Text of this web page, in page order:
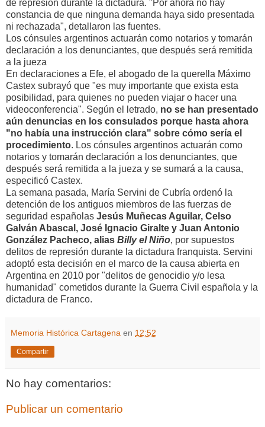
de represión durante la dictadura. "Por ahora no hay
constancia de que ninguna demanda haya sido presentada
ni rechazada", detallaron las fuentes.
Los cónsules argentinos actuarán como notarios y tomarán
declaración a los denunciantes, que después será remitida
a la jueza
En declaraciones a Efe, el abogado de la querella Máximo
Castex subrayó que "es muy importante que exista esta
posibilidad, para quienes no pueden viajar o hacer una
videoconferencia". Según el letrado, no se han presentado
aún denuncias en los consulados porque hasta ahora
"no había una instrucción clara" sobre cómo sería el
procedimiento. Los cónsules argentinos actuarán como
notarios y tomarán declaración a los denunciantes, que
después será remitida a la jueza y se sumará a la causa,
especificó Castex.
La semana pasada, María Servini de Cubría ordenó la
detención de los antiguos miembros de las fuerzas de
seguridad españolas Jesús Muñecas Aguilar, Celso
Galván Abascal, José Ignacio Giralte y Juan Antonio
González Pacheco, alias Billy el Niño, por supuestos
delitos de represión durante la dictadura franquista. Servini
adoptó esta decisión en el marco de la causa abierta en
Argentina en 2010 por "delitos de genocidio y/o lesa
humanidad" cometidos durante la Guerra Civil española y la
dictadura de Franco.
Memoria Histórica Cartagena en 12:52
Compartir
No hay comentarios:
Publicar un comentario